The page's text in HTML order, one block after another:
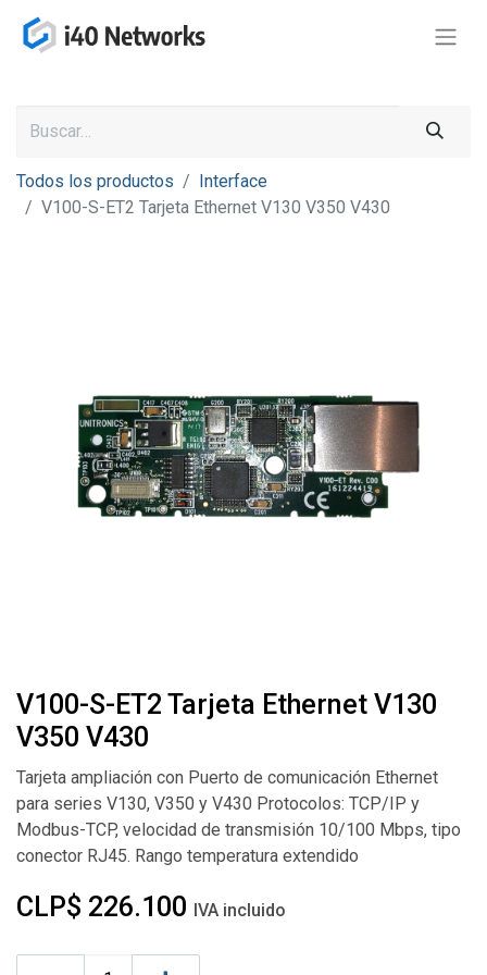
Todos los productos
Interface
V100-S-ET2 Tarjeta Ethernet V130 V350 V430
V100-S-ET2 Tarjeta Ethernet V130
V350 V430
Tarjeta ampliación con Puerto de comunicación Ethernet
para series V130, V350 y V430 Protocolos: TCP/IP y
Modbus-TCP, velocidad de transmisión 10/100 Mbps, tipo
conector RJ45. Rango temperatura extendido
CLP$ 226.100 IVA incluido